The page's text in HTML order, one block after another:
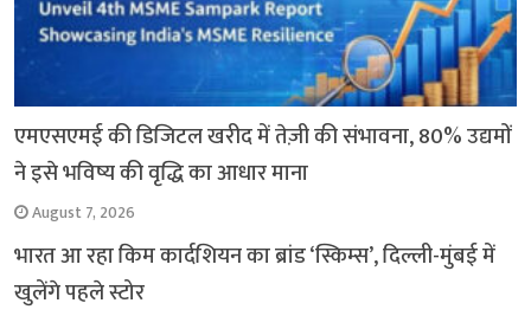
एमएसएमई की डिजिटल खरीद में तेज़ी की संभावना, 80% उद्यमों
ने इसे भविष्य की वृद्धि का आधार माना
August 7, 2026
भारत आ रहा किम कार्दशियन का ब्रांड ‘स्किम्स’, दिल्ली-मुंबई में
खुलेंगे पहले स्टोर